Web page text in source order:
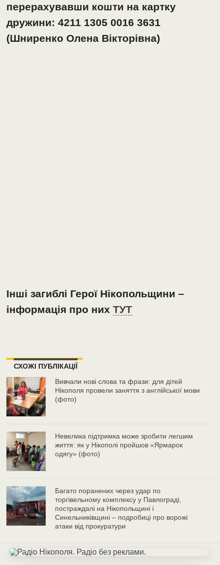
перерахувавши кошти на картку
дружини: 4211 1305 0016 3631
(Шниренко Олена Вікторівна)
Інші загиблі Герої Нікопольщини –
інформація про нихТУТ
СХОЖІ ПУБЛІКАЦІЇ
Вивчали нові слова та фрази: для дітей
Нікополя провели заняття з англійської мови
(фото)
Невелика підтримка може зробити легшим
життя: як у Нікополі пройшов «Ярмарок
одягу» (фото)
Багато поранених через удар по
торгівельному комплексу у Павлограді,
постраждалі на Нікопольщині і
Синельниківщині – подробиці про ворожі
атаки від прокуратури